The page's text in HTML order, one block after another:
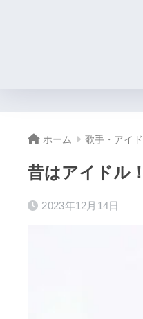
ホーム 歌手・アイ
昔はアイドル
2023年12月14日